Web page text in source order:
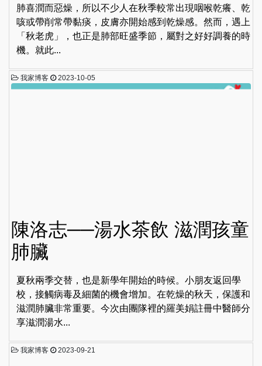
肺喜潤而惡燥，所以不少人在秋季較常出現咽喉乾癢、乾
咳或帶削常帶黏痰，皮膚亦開始感到乾燥感。然而，遇上
「秋老虎」，也正是肺部旺盛季節，屬對之好好調養的時
機。就此...
我家博客 2023-10-05
陳洛志──湯水茶飲 滋潤孩童
肺臟
夏秋兩季交替，也是新學年開始的時候。小朋友返回學
校，接觸病毒及細菌的機會增加。在乾燥的秋天，保護和
滋潤肺臟非常重要。今次由團隊裡的羅美娟註冊中醫師分
享滋潤湯水...
我家博客 2023-09-21